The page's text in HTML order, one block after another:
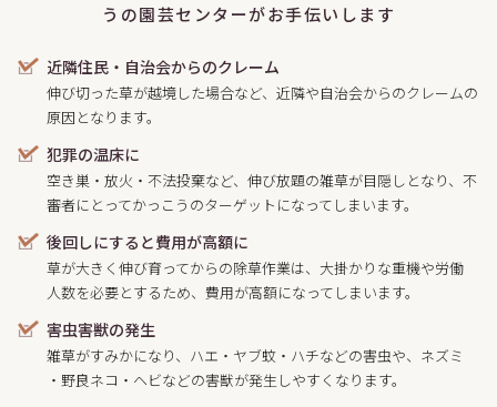
うの園芸センターがお手伝いします
近隣住民・自治会からのクレーム
伸び切った草が越境した場合など、近隣や自治会からのクレームの
原因となります。
犯罪の温床に
空き巣・放火・不法投棄など、伸び放題の雑草が目隠しとなり、不
審者にとってかっこうのターゲットになってしまいます。
後回しにすると費用が高額に
草が大きく伸び育ってからの除草作業は、大掛かりな重機や労働
人数を必要とするため、費用が高額になってしまいます。
害虫害獣の発生
雑草がすみかになり、ハエ・ヤブ蚊・ハチなどの害虫や、ネズミ
・野良ネコ・ヘビなどの害獣が発生しやすくなります。